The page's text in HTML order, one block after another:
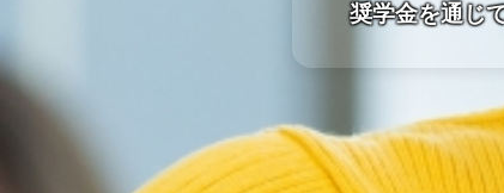
奨学金を通じ